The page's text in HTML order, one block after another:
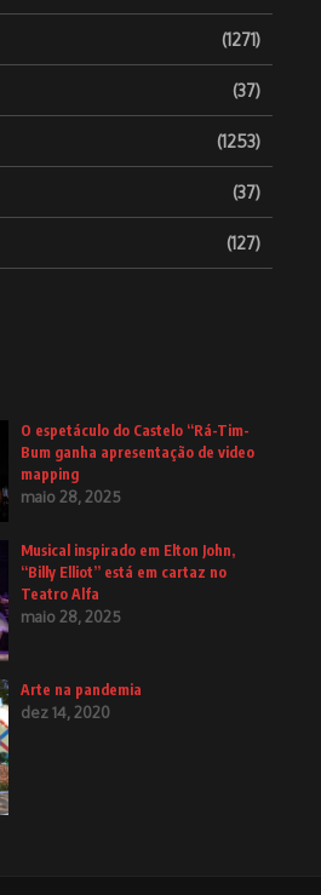
(1271)
(37)
(1253)
(37)
(127)
O espetáculo do Castelo “Rá-Tim-
Bum ganha apresentação de video
mapping
maio 28, 2025
Musical inspirado em Elton John,
“Billy Elliot” está em cartaz no
Teatro Alfa
maio 28, 2025
Arte na pandemia
dez 14, 2020